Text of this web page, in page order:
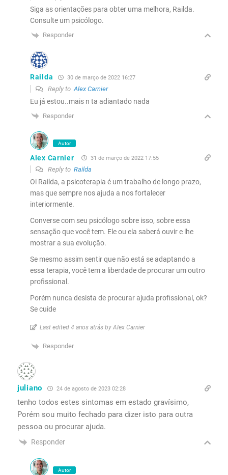
Siga as orientações para obter uma melhora, Railda.
Consulte um psicólogo.
Responder
Railda 30 de março de 2022 16:27
Reply to Alex Carnier
Eu já estou..mais n ta adiantado nada
Responder
Autor
Alex Carnier 31 de março de 2022 17:55
Reply to Railda
Oi Railda, a psicoterapia é um trabalho de longo prazo,
mas que sempre nos ajuda a nos fortalecer
interiormente.
Converse com seu psicólogo sobre isso, sobre essa
sensação que você tem. Ele ou ela saberá ouvir e lhe
mostrar a sua evolução.
Se mesmo assim sentir que não está se adaptando a
essa terapia, você tem a liberdade de procurar um outro
profissional.
Porém nunca desista de procurar ajuda profissional, ok?
Se cuide
Last edited 4 anos atrás by Alex Carnier
Responder
juliano 24 de agosto de 2023 02:28
tenho todos estes sintomas em estado gravísimo,
Porém sou muito fechado para dizer isto para outra
pessoa ou procurar ajuda.
Responder
Autor